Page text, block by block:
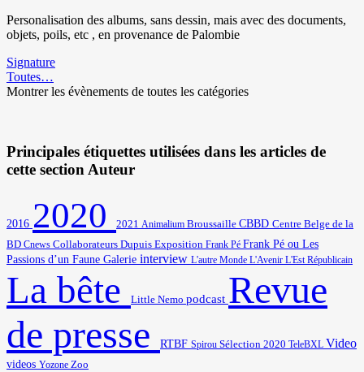
Personalisation des albums, sans dessin, mais avec des documents,
objets, poils, etc , en provenance de Palombie
Signature
Toutes…
Montrer les évènements de toutes les catégories
Principales étiquettes utilisées dans les articles de
cette section Auteur
2016 2020 2021 Animalium Broussaille CBBD Centre Belge de la
BD Cnews Collaborateurs Dupuis Exposition Frank Pé Frank Pé ou Les
Passions d’un Faune Galerie interview L'autre Monde L'Avenir L'Est Républicain
La bête Little Nemo podcast Revue
de presse
RTBF Spirou Sélection 2020 TeleBXL Video
videos Yozone Zoo